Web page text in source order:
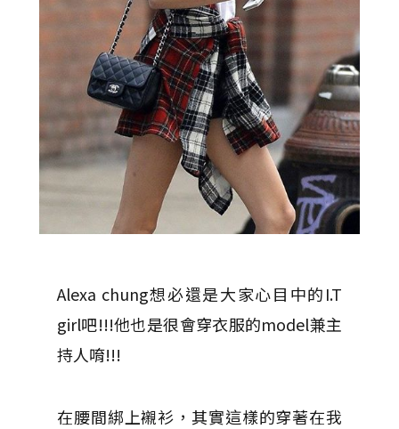
Alexa chung想必還是大家心目中的I.T
girl吧!!!他也是很會穿衣服的model兼主
持人唷!!!
在腰間綁上襯衫，其實這樣的穿著在我